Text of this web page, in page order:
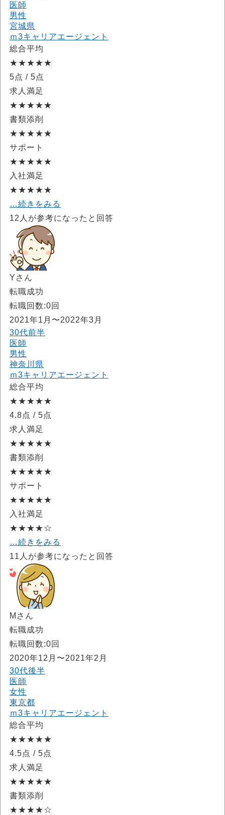
医師
男性
宮城県
ｍ3キャリアエージェント
総合平均
★★★★★
5点 / 5点
求人満足
★★★★★
書類添削
★★★★★
サポート
★★★★★
入社満足
★★★★★
…続きをみる
12 人が参考になったと回答
Yさん
転職成功
転職回数:0回
2021年1月〜2022年3月
30代前半
医師
男性
神奈川県
ｍ3キャリアエージェント
総合平均
★★★★★
4.8点 / 5点
求人満足
★★★★★
書類添削
★★★★★
サポート
★★★★★
入社満足
★★★★☆
…続きをみる
11 人が参考になったと回答
Mさん
転職成功
転職回数:0回
2020年12月〜2021年2月
30代後半
医師
女性
東京都
ｍ3キャリアエージェント
総合平均
★★★★★
4.5点 / 5点
求人満足
★★★★★
書類添削
★★★★☆